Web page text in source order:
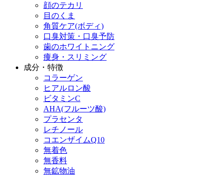
顔のテカリ
目のくま
角質ケア(ボディ)
口臭対策・口臭予防
歯のホワイトニング
痩身・スリミング
成分・特徴
コラーゲン
ヒアルロン酸
ビタミンC
AHA(フルーツ酸)
プラセンタ
レチノール
コエンザイムQ10
無着色
無香料
無鉱物油